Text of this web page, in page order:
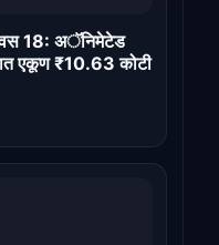
18: अॅनिमेटेड
एकूण ₹10.63 कोटी